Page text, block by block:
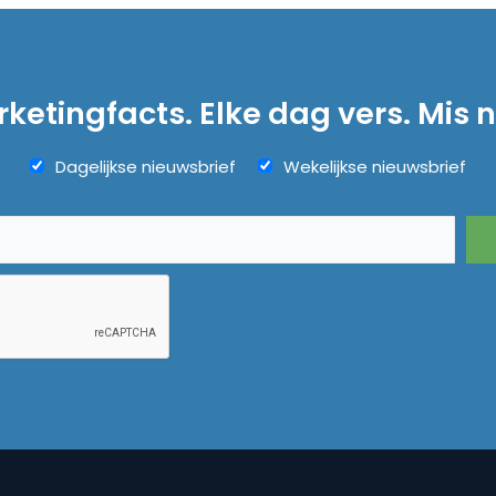
Elke dag vers. Mis
Dagelijkse nieuwsbrief Wekelijkse nieuwsbrief